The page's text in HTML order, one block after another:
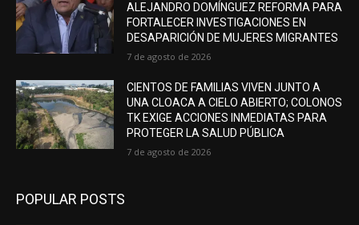
ALEJANDRO DOMÍNGUEZ REFORMA PARA
FORTALECER INVESTIGACIONES EN
DESAPARICIÓN DE MUJERES MIGRANTES
7 de agosto de 2026
CIENTOS DE FAMILIAS VIVEN JUNTO A
UNA CLOACA A CIELO ABIERTO; COLONOS
TK EXIGE ACCIONES INMEDIATAS PARA
PROTEGER LA SALUD PÚBLICA
7 de agosto de 2026
POPULAR POSTS